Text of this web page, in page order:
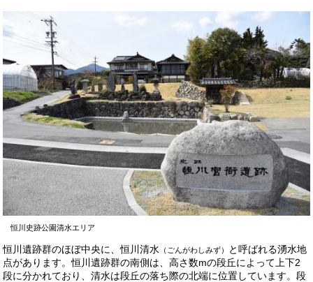
恒川史跡公園清水エリア
恒川遺跡群のほぼ中央に、恒川清水 （ごんがわしみず）
と呼ばれる湧水地
点があります。恒川遺跡群の南側は、高さ数mの段丘によって上下2
段に分かれており、清水は段丘の落ち際の北端に位置しています。段